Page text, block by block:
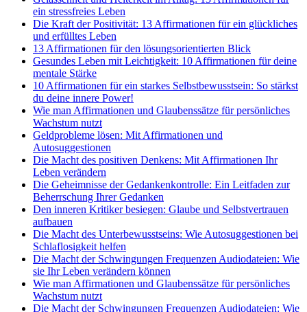
ein stressfreies Leben
Die Kraft der Positivität: 13 Affirmationen für ein glückliches
und erfülltes Leben
13 Affirmationen für den lösungsorientierten Blick
Gesundes Leben mit Leichtigkeit: 10 Affirmationen für deine
mentale Stärke
10 Affirmationen für ein starkes Selbstbewusstsein: So stärkst
du deine innere Power!
Wie man Affirmationen und Glaubenssätze für persönliches
Wachstum nutzt
Geldprobleme lösen: Mit Affirmationen und
Autosuggestionen
Die Macht des positiven Denkens: Mit Affirmationen Ihr
Leben verändern
Die Geheimnisse der Gedankenkontrolle: Ein Leitfaden zur
Beherrschung Ihrer Gedanken
Den inneren Kritiker besiegen: Glaube und Selbstvertrauen
aufbauen
Die Macht des Unterbewusstseins: Wie Autosuggestionen bei
Schlaflosigkeit helfen
Die Macht der Schwingungen Frequenzen Audiodateien: Wie
sie Ihr Leben verändern können
Wie man Affirmationen und Glaubenssätze für persönliches
Wachstum nutzt
Die Macht der Schwingungen Frequenzen Audiodateien: Wie